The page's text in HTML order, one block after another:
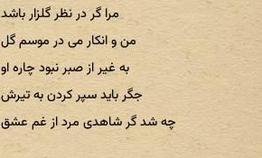
مرا گر در نظر گلزار باشد
من و انکار می در موسم گل
به غیر از صبر نبود چاره او
جگر باید سپر کردن به تیرش
چه شد گر شاهدی مرد از غم عشق